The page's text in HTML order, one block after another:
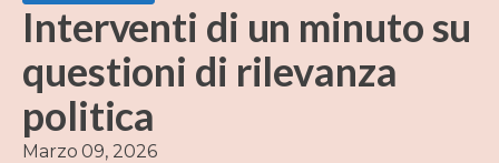
Interventi di un minuto su
questioni di rilevanza
politica
Marzo 09, 2026